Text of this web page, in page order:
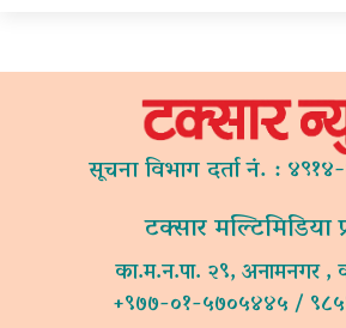
सूचना विभाग दर्ता नं. :
टक्सार मल्टिमिडिया
का.म.न.पा. २९, अनामनगर ,
+९७७-०१-५७०५४४५ /